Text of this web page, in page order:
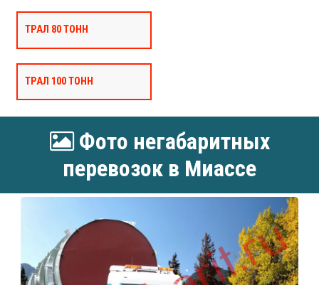
ТРАЛ 80 ТОНН
ТРАЛ 100 ТОНН
Фото негабаритных
перевозок в Миассе